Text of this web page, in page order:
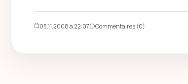
05.11.2008 à 22:07 Commentaires (0)